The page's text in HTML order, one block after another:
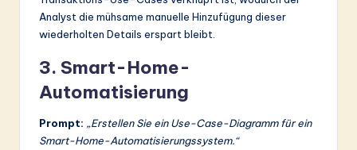
Analyst die mühsame manuelle Hinzufügung dieser
wiederholten Details erspart bleibt.
3. Smart-Home-
Automatisierung
Prompt: „Erstellen Sie ein Use-Case-Diagramm für ein
Smart-Home-Automatisierungssystem.“